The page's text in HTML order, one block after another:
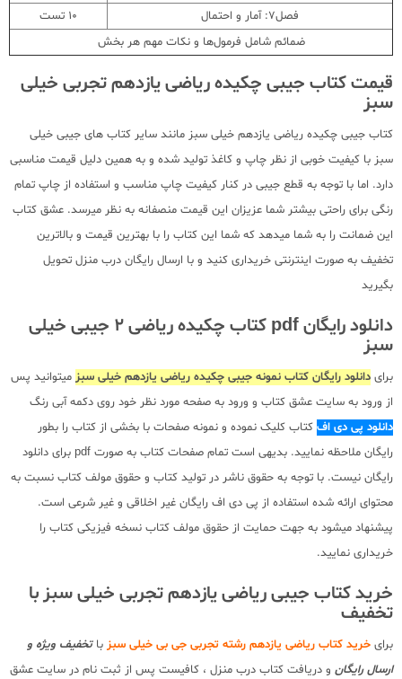
فصل7: آمار و احتمال
10 تست
ضمائم شامل فرمول‌ها و نکات مهم هر بخش
قیمت کتاب جیبی چکیده ریاضی یازدهم تجربی خیلی
سبز
کتاب جیبی چکیده ریاضی یازدهم خیلی سبز مانند سایر کتاب های جیبی خیلی
سبز با کیفیت خوبی از نظر چاپ و کاغذ تولید شده و به همین دلیل قیمت مناسبی
دارد. اما با توجه به قطع جیبی در کنار کیفیت چاپ مناسب و استفاده از چاپ تمام
رنگی برای راحتی بیشتر شما عزیزان این قیمت منصفانه به نظر میرسد. عشق کتاب
این ضمانت را به شما میدهد که شما این کتاب را با بهترین قیمت و بالاترین
تخفیف به صورت اینترنتی خریداری کنید و با ارسال رایگان درب منزل تحویل
بگیرید
دانلود رایگان pdf کتاب چکیده ریاضی 2 جیبی خیلی
سبز
برای دانلود رایگان کتاب نمونه جیبی چکیده ریاضی یازدهم خیلی سبز میتوانید پس
از ورود به سایت عشق کتاب و ورود به صفحه مورد نظر خود روی دکمه آبی رنگ
دانلود پی دی اف کتاب کلیک نموده و نمونه صفحات با بخشی از کتاب را بطور
رایگان ملاحظه نمایید. بدیهی است تمام صفحات کتاب به صورت pdf برای دانلود
رایگان نیست. با توجه به حقوق ناشر در تولید کتاب و حقوق مولف کتاب نسبت به
محتوای ارائه شده استفاده از پی دی اف رایگان غیر اخلاقی و غیر شرعی است.
پیشنهاد میشود به جهت حمایت از حقوق مولف کتاب نسخه فیزیکی کتاب را
خریداری نمایید.
خرید کتاب جیبی ریاضی یازدهم تجربی خیلی سبز با
تخفیف
برای خرید کتاب ریاضی یازدهم رشته تجربی جی بی خیلی سبز باتخفیف ویژه و
ارسال رایگان و دریافت کتاب درب منزل ، کافیست پس از ثبت نام در سایت عشق